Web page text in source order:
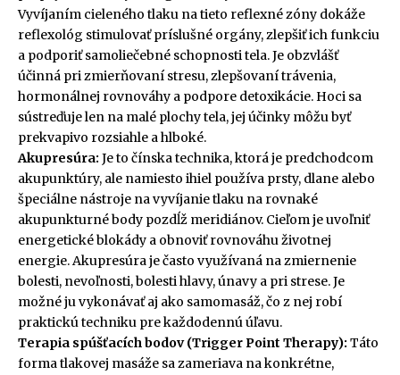
Vyvíjaním cieleného tlaku na tieto reflexné zóny dokáže
reflexológ stimulovať príslušné orgány, zlepšiť ich funkciu
a podporiť samoliečebné schopnosti tela. Je obzvlášť
účinná pri zmierňovaní stresu, zlepšovaní trávenia,
hormonálnej rovnováhy a podpore detoxikácie. Hoci sa
sústreďuje len na malé plochy tela, jej účinky môžu byť
prekvapivo rozsiahle a hlboké.
Akupresúra: Je to čínska technika, ktorá je predchodcom
akupunktúry, ale namiesto ihiel používa prsty, dlane alebo
špeciálne nástroje na vyvíjanie tlaku na rovnaké
akupunkturné body pozdĺž meridiánov. Cieľom je uvoľniť
energetické blokády a obnoviť rovnováhu životnej
energie. Akupresúra je často využívaná na zmiernenie
bolesti, nevoľnosti, bolesti hlavy, únavy a pri strese. Je
možné ju vykonávať aj ako samomasáž, čo z nej robí
praktickú techniku pre každodennú úľavu.
Terapia spúšťacích bodov (Trigger Point Therapy): Táto
forma tlakovej masáže sa zameriava na konkrétne,